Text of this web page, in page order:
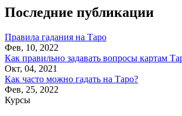
Последние публикации
Правила гадания на Таро
Фев, 10, 2022
Как правильно задавать вопросы картам
Окт, 04, 2021
Как часто можно гадать на Таро?
Фев, 25, 2022
Курсы